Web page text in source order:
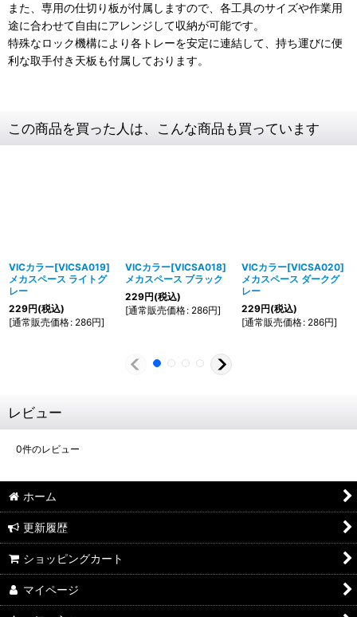
また、専用の仕切り板が付属しますので、各工具のサイズや作業用
途に合わせて自由にアレンジして収納が可能です。
特殊なロック機構により各トレーを安定に連結して、持ち運びに便
利な取手付き天板も付属しております。
この商品を買った人は、こんな商品も買っています
VICカラー[VICSA019]
メカスペース ライトグ
レー
229円(税込)
[通常販売価格: 286円]
VICカラー[VICSA018]
メカスペース ブラック
229円(税込)
[通常販売価格: 286円]
VICカラー[VICSA020]
メカスペース ダークグ
レー
229円(税込)
[通常販売価格: 286円]
レビュー
0件のレビュー
ホーム
更新履歴
ショッピングカート
マイページ